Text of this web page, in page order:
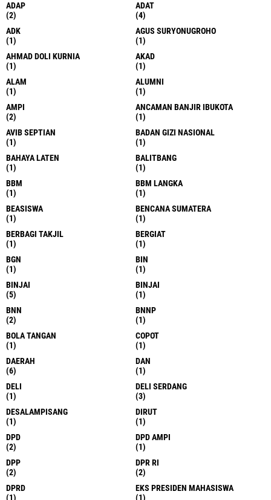
ADAP
(2)
ADAT
(4)
ADK
(1)
AGUS SURYONUGROHO
(1)
AHMAD DOLI KURNIA
(1)
AKAD
(1)
ALAM
(1)
ALUMNI
(1)
AMPI
(2)
ANCAMAN BANJIR IBUKOTA
(1)
AVIB SEPTIAN
(1)
BADAN GIZI NASIONAL
(1)
BAHAYA LATEN
(1)
BALITBANG
(1)
BBM
(1)
BBM LANGKA
(1)
BEASISWA
(1)
BENCANA SUMATERA
(1)
BERBAGI TAKJIL
(1)
BERGIAT
(1)
BGN
(1)
BIN
(1)
BINJAI
(5)
BINJAI
(1)
BNN
(2)
BNNP
(1)
BOLA TANGAN
(1)
COPOT
(1)
DAERAH
(6)
DAN
(1)
DELI
(1)
DELI SERDANG
(3)
DESALAMPISANG
(1)
DIRUT
(1)
DPD
(2)
DPD AMPI
(1)
DPP
(2)
DPR RI
(2)
DPRD
(1)
EKS PRESIDEN MAHASISWA
(1)